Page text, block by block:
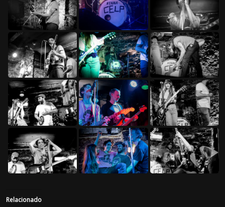
Relacionado